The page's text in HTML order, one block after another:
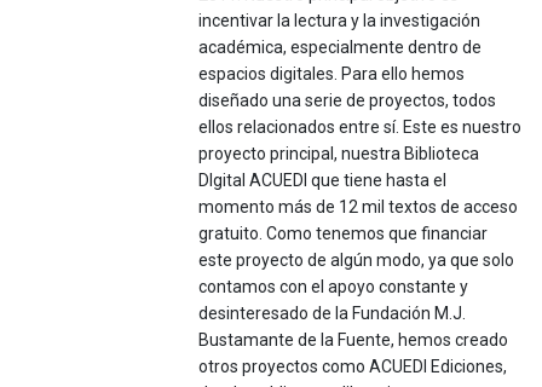
incentivar la lectura y la investigación
académica, especialmente dentro de
espacios digitales. Para ello hemos
diseñado una serie de proyectos, todos
ellos relacionados entre sí. Este es nuestro
proyecto principal, nuestra Biblioteca
DIgital ACUEDI que tiene hasta el
momento más de 12 mil textos de acceso
gratuito. Como tenemos que financiar
este proyecto de algún modo, ya que solo
contamos con el apoyo constante y
desinteresado de la Fundación M.J.
Bustamante de la Fuente, hemos creado
otros proyectos como ACUEDI Ediciones,